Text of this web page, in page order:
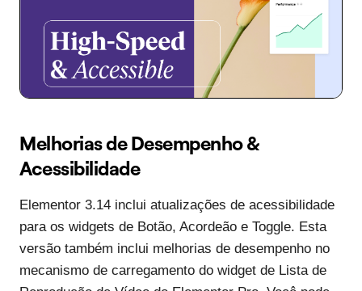
Melhorias de Desempenho &
Acessibilidade
Elementor 3.14 inclui atualizações de acessibilidade
para os widgets de Botão, Acordeão e Toggle. Esta
versão também inclui melhorias de desempenho no
mecanismo de carregamento do widget de Lista de